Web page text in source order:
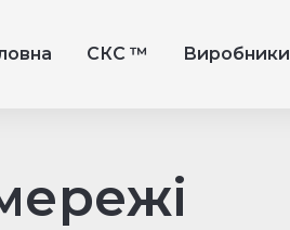
СКС ™ Виробники